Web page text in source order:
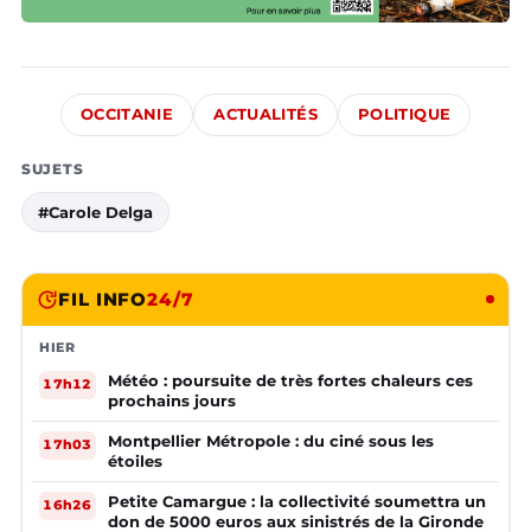
OCCITANIE ACTUALITÉS POLITIQUE
SUJETS
#Carole Delga
FIL INFO24/7
HIER
17h12
Météo : poursuite de très fortes chaleurs ces
prochains jours
17h03
Montpellier Métropole : du ciné sous les
étoiles
16h26
Petite Camargue : la collectivité soumettra un
don de 5000 euros aux sinistrés de la Gironde